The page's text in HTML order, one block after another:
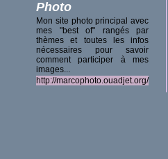
Photo
Mon site photo principal avec
mes "best of" rangés par
thèmes et toutes les infos
nécessaires pour savoir
comment participer à mes
images...
http://marcophoto.ouadjet.org/